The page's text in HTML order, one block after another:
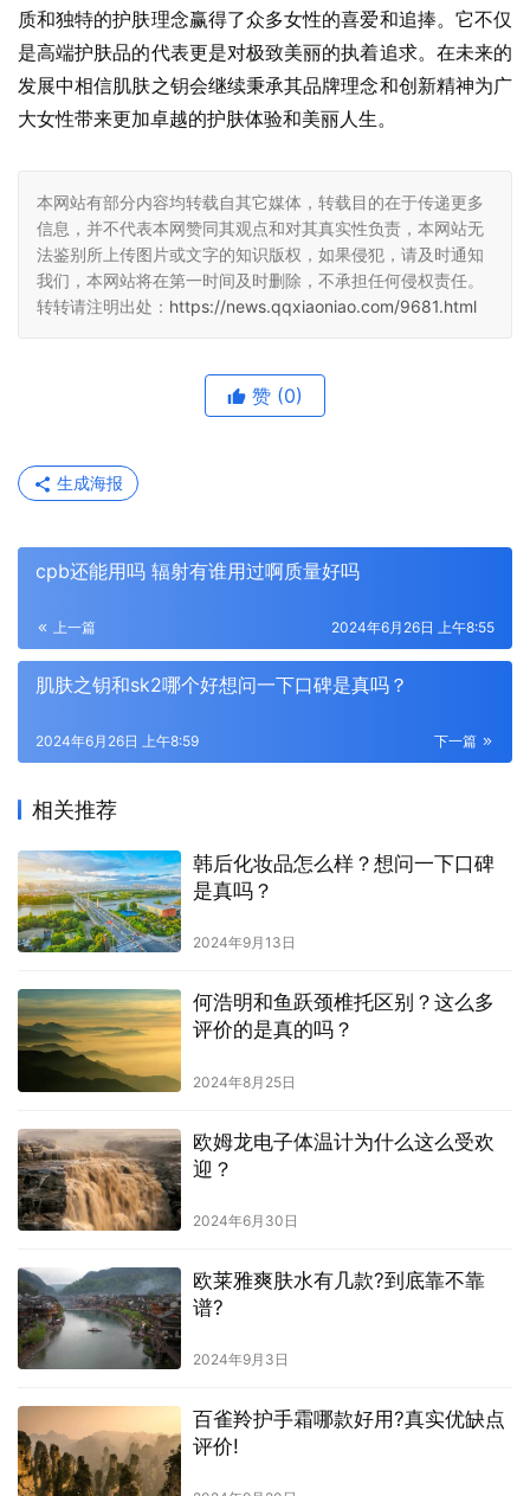
质和独特的护肤理念赢得了众多女性的喜爱和追捧。它不仅
是高端护肤品的代表更是对极致美丽的执着追求。在未来的
发展中相信肌肤之钥会继续秉承其品牌理念和创新精神为广
大女性带来更加卓越的护肤体验和美丽人生。
本网站有部分内容均转载自其它媒体，转载目的在于传递更多
信息，并不代表本网赞同其观点和对其真实性负责，本网站无
法鉴别所上传图片或文字的知识版权，如果侵犯，请及时通知
我们，本网站将在第一时间及时删除，不承担任何侵权责任。
转转请注明出处： https://news.qqxiaoniao.com/9681.html
赞 (0)
生成海报
cpb还能用吗 辐射有谁用过啊质量好吗
上一篇 2024年6月26日 上午8:55
肌肤之钥和sk2哪个好想问一下口碑是真吗？
下一篇
2024年6月26日 上午8:59
相关推荐
韩后化妆品怎么样？想问一下口碑
是真吗？
2024年9月13日
何浩明和鱼跃颈椎托区别？这么多
评价的是真的吗？
2024年8月25日
欧姆龙电子体温计为什么这么受欢
迎？
2024年6月30日
欧莱雅爽肤水有几款?到底靠不靠
谱?
2024年9月3日
百雀羚护手霜哪款好用?真实优缺点
评价!